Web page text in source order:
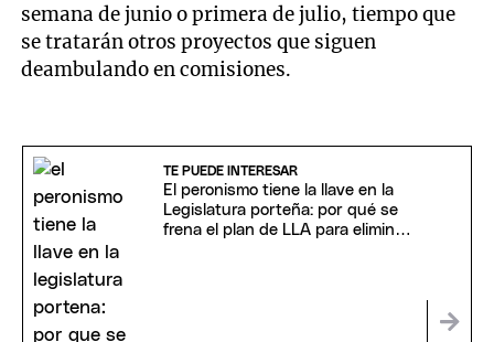
semana de junio o primera de julio, tiempo que
se tratarán otros proyectos que siguen
deambulando en comisiones.
TE PUEDE INTERESAR
El peronismo tiene la llave en la
Legislatura porteña: por qué se
frena el plan de LLA para eliminar